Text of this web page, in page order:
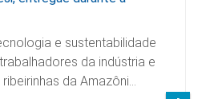
e sustentabilidade
da indústria e
da Amazôni…